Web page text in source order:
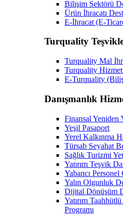
Bilişim Sektörü
Ürün İhracatı
E-İhracat (E-
Turquality
Turquality Mal
Turquality Hizmet
E-Turquality
Danışmanlık
Finansal Yeniden
Yeşil Pasaport
Yerel Kalkınma
Türsab Seyahat
Sağlık Turizmi
Yatırım Teşvik
Yabancı Personel
Yalın Olgunluk
Dijital Dönüşüm
Yatırım
Programı